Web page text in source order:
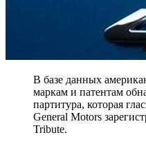
В базе данных
маркам и патентам
партитура, которая
General Motors
Tribute.